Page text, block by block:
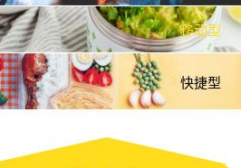
移动型
快捷型